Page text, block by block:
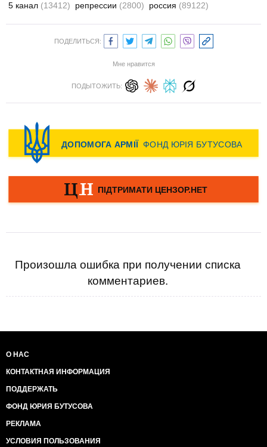
5 канал (13412) репрессии (2800) россия (89122)
ПОДЕЛИТЬСЯ:
Мне нравится
ПОДЫТОЖИТЬ:
Произошла ошибка при получении списка
комментариев.
О НАС
КОНТАКТНАЯ ИНФОРМАЦИЯ
ПОДДЕРЖАТЬ
ФОНД ЮРИЯ БУТУСОВА
РЕКЛАМА
УСЛОВИЯ ПОЛЬЗОВАНИЯ